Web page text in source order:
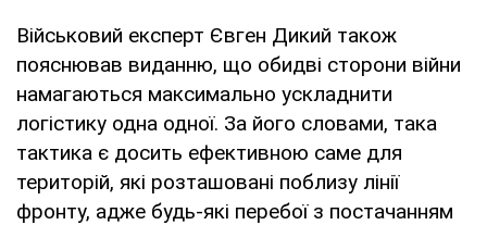
Військовий експерт Євген Дикий також
пояснював виданню, що обидві сторони війни
намагаються максимально ускладнити
логістику одна одної. За його словами, така
тактика є досить ефективною саме для
територій, які розташовані поблизу лінії
фронту, адже будь-які перебої з постачанням